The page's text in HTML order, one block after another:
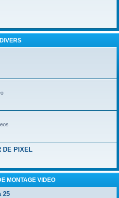
DIVERS
DE PIXEL
MONTAGE VIDEO
25